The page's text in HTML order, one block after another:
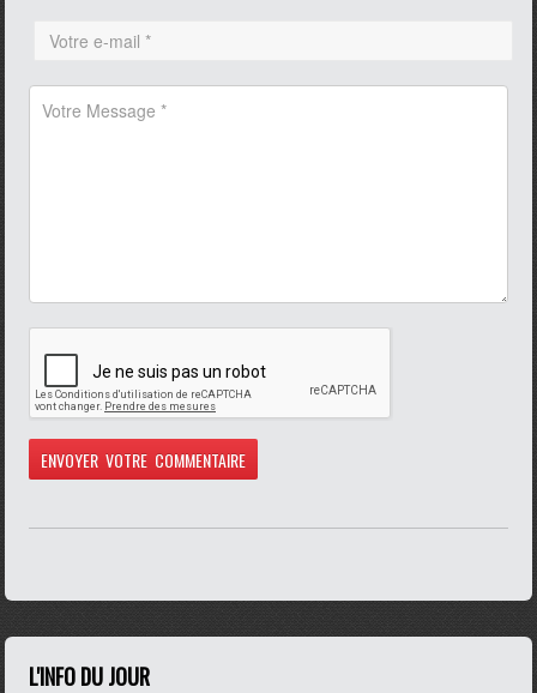
L'INFO DU JOUR